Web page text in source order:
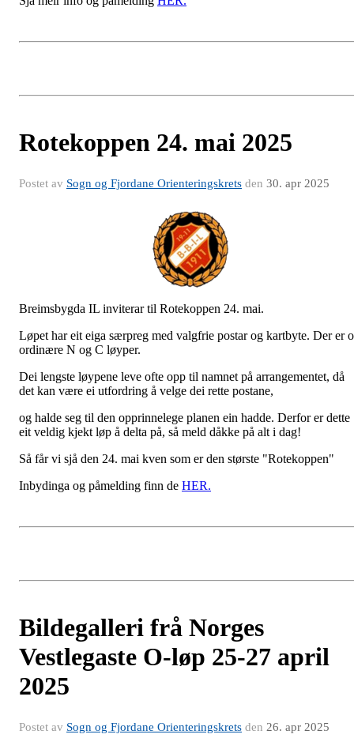
Rotekoppen 24. mai 2025
Postet av Sogn og Fjordane Orienteringskrets den 30. apr 2025
Breimsbygda IL inviterar til Rotekoppen 24. mai.
Løpet har eit eiga særpreg med valgfrie postar og kartbyte. Der er
ordinære N og C løyper.
Dei lengste løypene leve ofte opp til namnet på arrangementet, då
det kan være ei utfordring å velge dei rette postane,
og halde seg til den opprinnelege planen ein hadde. Derfor er dette
eit veldig kjekt løp å delta på, så meld dåkke på alt i dag!
Så får vi sjå den 24. mai kven som er den største "Rotekoppen"
Inbydinga og påmelding finn de HER.
Bildegalleri frå Norges
Vestlegaste O-løp 25-27 april
2025
Postet av Sogn og Fjordane Orienteringskrets den 26. apr 2025